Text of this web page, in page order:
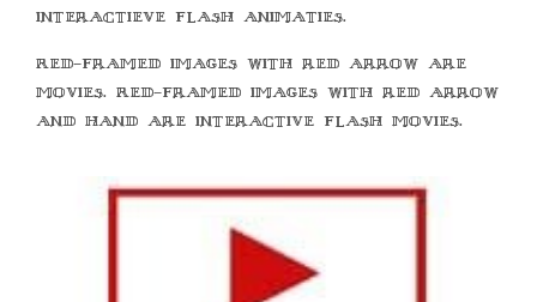
interactieve flash animaties.
Red-framed images with red arrow are
movies. Red-framed images with red arrow
and hand are interactive flash movies.